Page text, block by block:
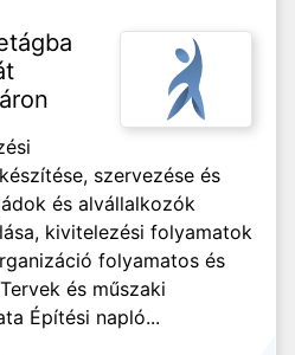
szervezése és
és alvállalkozók
kivitelezési folyamatok
folyamatos és
és műszaki
Építési napló...